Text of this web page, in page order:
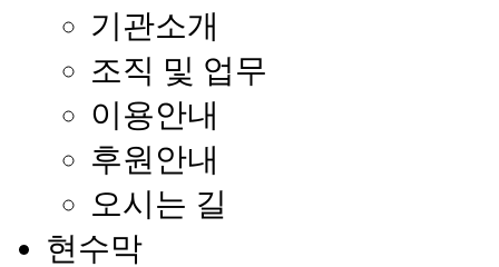
기관소개
조직 및 업무
이용안내
후원안내
오시는 길
현수막